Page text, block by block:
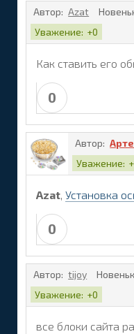
Автор: Azat
Уважение: +0
Как ставить его
0
Автор:
Уважение:
Azat, Установка
0
Автор: tijoy
Уважение: +0
все блоки сайта